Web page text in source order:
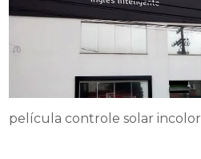
película controle solar incolor